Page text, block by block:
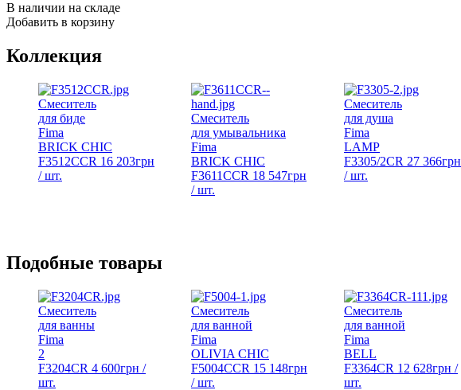
В наличии на складе
Добавить в корзину
Коллекция
Смеситель
для биде
Fima
BRICK CHIC
F3512CCR 16 203грн
/ шт.
Смеситель
для умывальника
Fima
BRICK CHIC
F3611CCR 18 547грн
/ шт.
Смеситель
для душа
Fima
LAMP
F3305/2CR 27 366грн
/ шт.
Подобные товары
Смеситель
для ванны
Fima
2
F3204CR 4 600грн /
шт.
Смеситель
для ванной
Fima
OLIVIA CHIC
F5004CCR 15 148грн
/ шт.
Смеситель
для ванной
Fima
BELL
F3364CR 12 628грн /
шт.